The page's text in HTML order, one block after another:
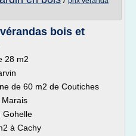
bois et
28 m2
de 60 m2 de Coutiches
Marais
Gohelle
à Cachy